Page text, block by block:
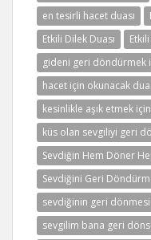
en tesirli hacet duası
Etkili Dilek Duası
gideni geri döndürmek
hacet için okunacak dua
kesinlikle aşık etmek
küs olan sevgiliyi geri
Sevdiğin Hem Döner
Sevdiğini Geri
sevdiğinin geri
sevgilim bana geri